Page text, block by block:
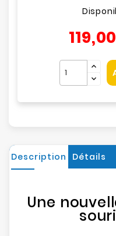
Description Détails
Une